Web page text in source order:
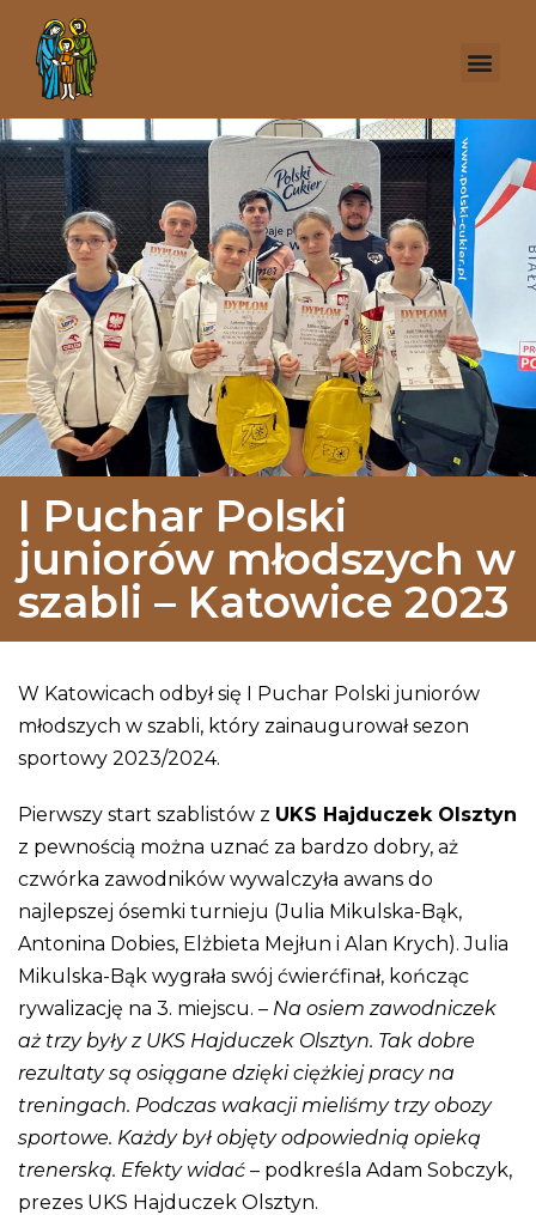
I Puchar Polski
juniorów młodszych w
szabli – Katowice 2023
W Katowicach odbył się I Puchar Polski juniorów
młodszych w szabli, który zainaugurował sezon
sportowy 2023/2024.
Pierwszy start szablistów z UKS Hajduczek Olsztyn
z pewnością można uznać za bardzo dobry, aż
czwórka zawodników wywalczyła awans do
najlepszej ósemki turnieju (Julia Mikulska-Bąk,
Antonina Dobies, Elżbieta Mejłun i Alan Krych). Julia
Mikulska-Bąk wygrała swój ćwierćfinał, kończąc
rywalizację na 3. miejscu. – Na osiem zawodniczek
aż trzy były z UKS Hajduczek Olsztyn. Tak dobre
rezultaty są osiągane dzięki ciężkiej pracy na
treningach. Podczas wakacji mieliśmy trzy obozy
sportowe. Każdy był objęty odpowiednią opieką
trenerską. Efekty widać – podkreśla Adam Sobczyk,
prezes UKS Hajduczek Olsztyn.